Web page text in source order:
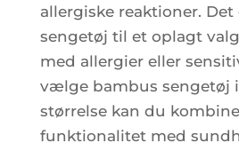
allergiske reaktioner.
sengetøj til et oplagt
med allergier eller
vælge bambus sengetøj
størrelse kan du
funktionalitet med